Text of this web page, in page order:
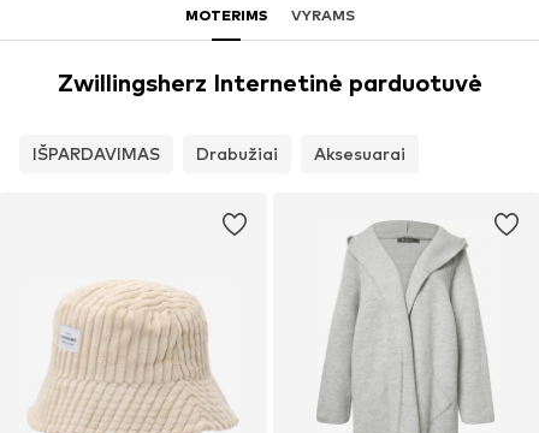
MOTERIMS VYRAMS
Zwillingsherz Internetinė parduotuvė
IŠPARDAVIMAS Drabužiai Aksesuarai